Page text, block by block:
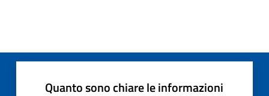
Quanto sono chiare le informazioni